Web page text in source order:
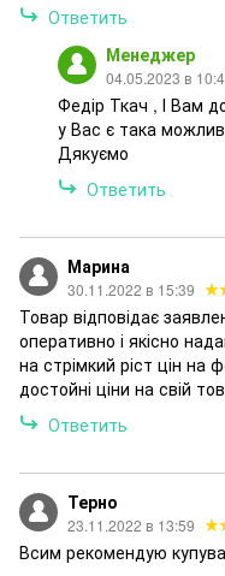
Ответить
Менеджер
04.05.2023 в
Федір Ткач , І Вам
у Вас є така
Дякуємо
Ответить
Марина
30.11.2022 в 15:39
Товар відповідає
оперативно і якісно
на стрімкий ріст цін на
достойні ціни на свій
Ответить
Терно
23.11.2022 в 13:59
Всим рекомендую